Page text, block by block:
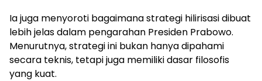
Ia juga menyoroti bagaimana strategi hilirisasi dibuat
lebih jelas dalam pengarahan Presiden Prabowo.
Menurutnya, strategi ini bukan hanya dipahami
secara teknis, tetapi juga memiliki dasar filosofis
yang kuat.